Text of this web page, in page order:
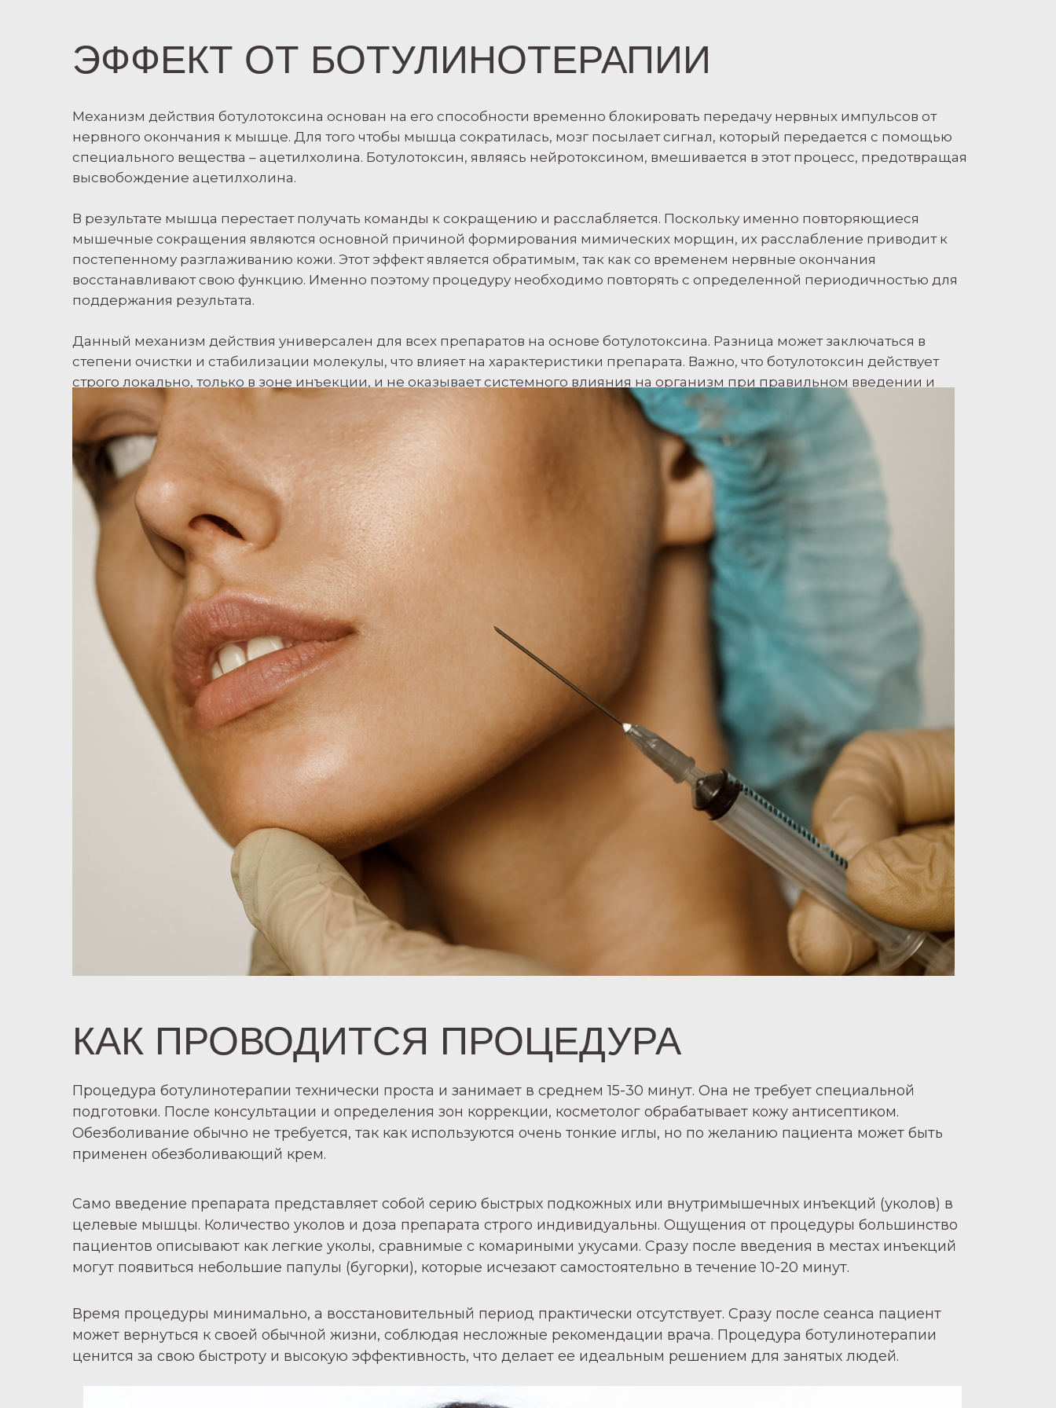
ЭФФЕКТ ОТ БОТУЛИНОТЕРАПИИ
Механизм действия ботулотоксина основан на его способности временно блокировать передачу нервных импульсов от
нервного окончания к мышце. Для того чтобы мышца сократилась, мозг посылает сигнал, который передается с помощью
специального вещества – ацетилхолина. Ботулотоксин, являясь нейротоксином, вмешивается в этот процесс, предотвращая
высвобождение ацетилхолина.
В результате мышца перестает получать команды к сокращению и расслабляется. Поскольку именно повторяющиеся
мышечные сокращения являются основной причиной формирования мимических морщин, их расслабление приводит к
постепенному разглаживанию кожи. Этот эффект является обратимым, так как со временем нервные окончания
восстанавливают свою функцию. Именно поэтому процедуру необходимо повторять с определенной периодичностью для
поддержания результата.
Данный механизм действия универсален для всех препаратов на основе ботулотоксина. Разница может заключаться в
степени очистки и стабилизации молекулы, что влияет на характеристики препарата. Важно, что ботулотоксин действует
строго локально, только в зоне инъекции, и не оказывает системного влияния на организм при правильном введении и
дозировке.
КАК ПРОВОДИТСЯ ПРОЦЕДУРА
Само введение препарата представляет собой серию быстрых подкожных или внутримышечных инъекций (уколов) в
целевые мышцы. Количество уколов и доза препарата строго индивидуальны. Ощущения от процедуры большинство
пациентов описывают как легкие уколы, сравнимые с комариными укусами. Сразу после введения в местах инъекций
могут появиться небольшие папулы (бугорки), которые исчезают самостоятельно в течение 10-20 минут.
Процедура ботулинотерапии технически проста и занимает в среднем 15-30 минут. Она не требует специальной
подготовки. После консультации и определения зон коррекции, косметолог обрабатывает кожу антисептиком.
Обезболивание обычно не требуется, так как используются очень тонкие иглы, но по желанию пациента может быть
применен обезболивающий крем.
Время процедуры минимально, а восстановительный период практически отсутствует. Сразу после сеанса пациент
может вернуться к своей обычной жизни, соблюдая несложные рекомендации врача. Процедура ботулинотерапии
ценится за свою быстроту и высокую эффективность, что делает ее идеальным решением для занятых людей.